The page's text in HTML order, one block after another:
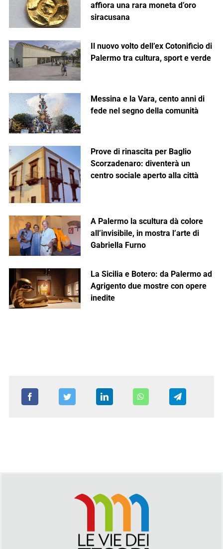
affiora una rara moneta d’oro
siracusana
Il nuovo volto dell’ex Cotonificio di
Palermo tra cultura, sport e verde
Messina e la Vara, cento anni di
fede nel segno della comunità
Prove di rinascita per Baglio
Scorzadenaro: diventerà un
centro sociale aperto alla città
A Palermo la scultura dà colore
all’invisibile, in mostra l’arte di
Gabriella Furno
La Sicilia e Botero: da Palermo ad
Agrigento due mostre con opere
inedite